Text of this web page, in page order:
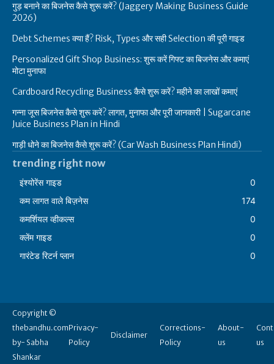
गुड़ बनाने का बिजनेस कैसे शुरू करें? (Jaggery Making Business Guide
2026)
Debt Schemes क्या हैं? Risk, Types और सही Selection की पूरी गाइड
Personalized Gift Shop Business: शुरू करें गिफ्ट का बिजनेस और कमाएं
मोटा मुनाफा
Cardboard Recycling Business कैसे शुरू करें? महीने का लाखों कमाएं
गन्ना जूस बिजनेस कैसे शुरू करें? लागत, मुनाफा और पूरी जानकारी | Sugarcane
Juice Business Plan in Hindi
गाड़ी धोने का बिजनेस कैसे शुरू करें? (Car Wash Business Plan Hindi)
trending right now
इंश्योरेंस गाइड
0
कम लागत वाले बिज़नेस
174
कमर्शियल व्हीकल्स
0
क्लेंम गाइड
0
गारंटेड रिटर्न प्लान
0
Copyright ©
thebandhu.com
by- Sabha
Shankar
Privacy-
Policy
Disclaimer
Corrections-
Policy
About-
us
us